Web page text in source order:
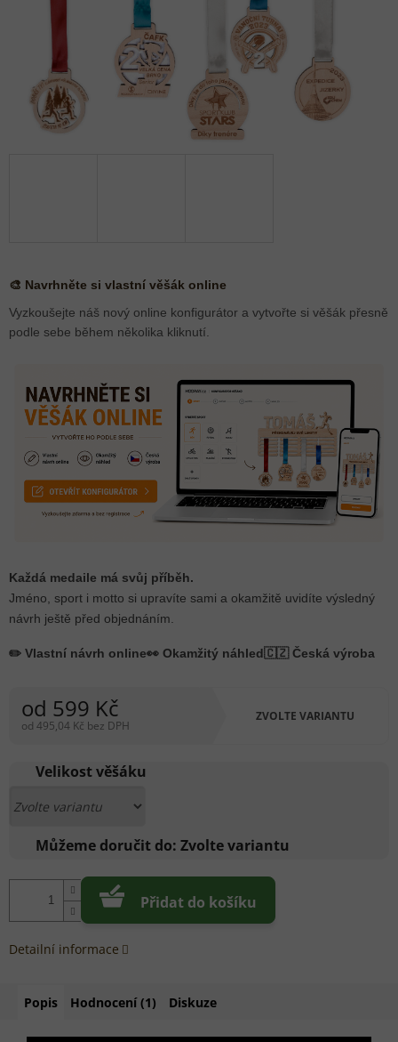
od 599 Kč
od 495,04 Kč bez DPH
cena:
ZVOLTE VARIANTU
Velikost věšáku
Můžeme doručit do: Zvolte variantu
Přidat do košíku
🎨 Navrhněte si vlastní věšák online
Vyzkoušejte náš nový online konfigurátor a vytvořte si věšák přesně
podle sebe během několika kliknutí.
Každá medaile má svůj příběh.
Jméno, sport i motto si upravíte sami a okamžitě uvidíte výsledný
návrh ještě před objednáním.
✏️ Vlastní návrh online👀 Okamžitý náhled 🇨🇿 Česká výroba
Detailní informace
Popis Hodnocení (1) Diskuze